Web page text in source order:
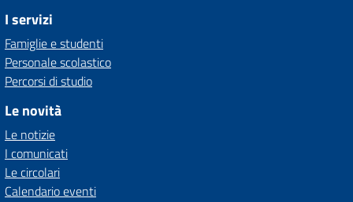
I servizi
Famiglie e studenti
Personale scolastico
Percorsi di studio
Le novità
Le notizie
I comunicati
Le circolari
Calendario eventi